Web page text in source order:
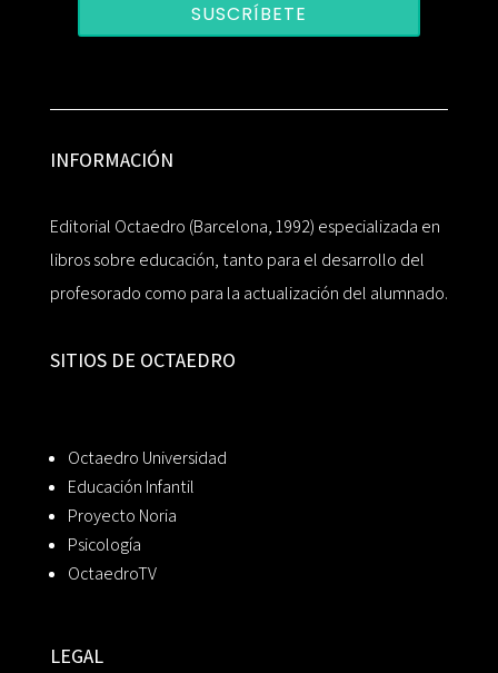
SUSCRÍBETE
INFORMACIÓN
Editorial Octaedro (Barcelona, 1992) especializada en
libros sobre educación, tanto para el desarrollo del
profesorado como para la actualización del alumnado.
SITIOS DE OCTAEDRO
Octaedro Universidad
Educación Infantil
Proyecto Noria
Psicología
OctaedroTV
LEGAL